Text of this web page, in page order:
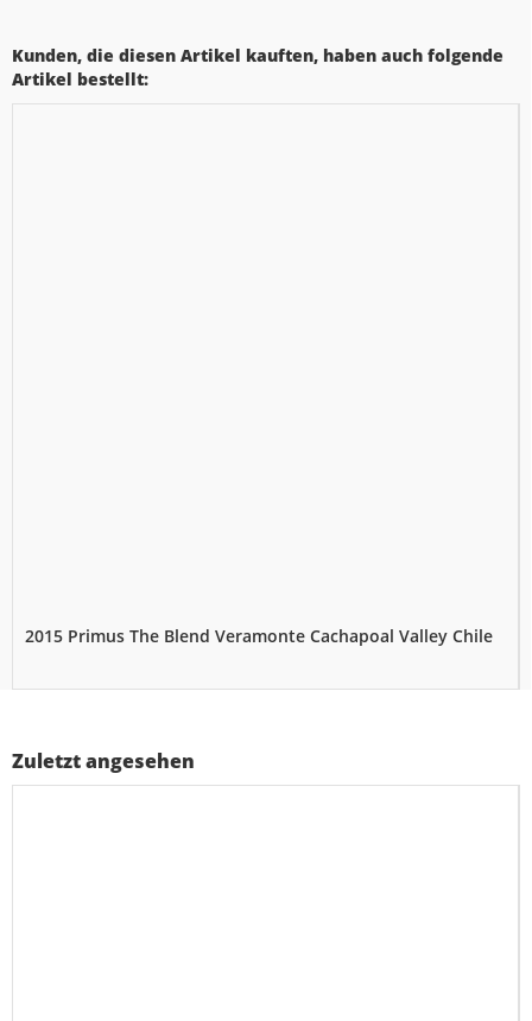
Kunden, die diesen Artikel kauften, haben auch folgende
Artikel bestellt:
2015 Primus The Blend Veramonte Cachapoal Valley Chile
Zuletzt angesehen